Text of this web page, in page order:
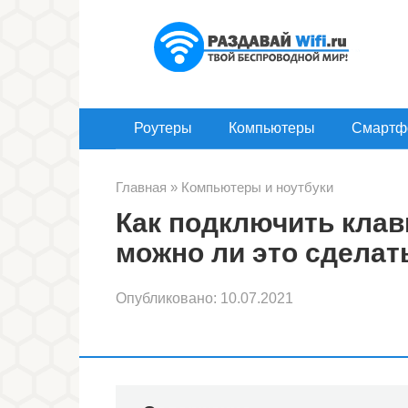
Роутеры Компьютеры
Главная » Компьютеры и ноутбуки
Как подключить
можно ли это
Опубликовано: 10.07.2021